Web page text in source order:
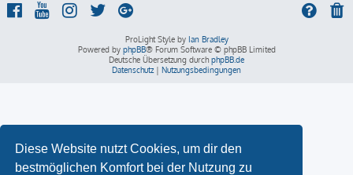
Diese Website nutzt Cookies, um dir den
bestmöglichen Komfort bei der Nutzung zu
ProLight Style by Ian Bradley
Powered by phpBB® Forum Software © phpBB Limited
Deutsche Übersetzung durch phpBB.de
Datenschutz | Nutzungsbedingungen